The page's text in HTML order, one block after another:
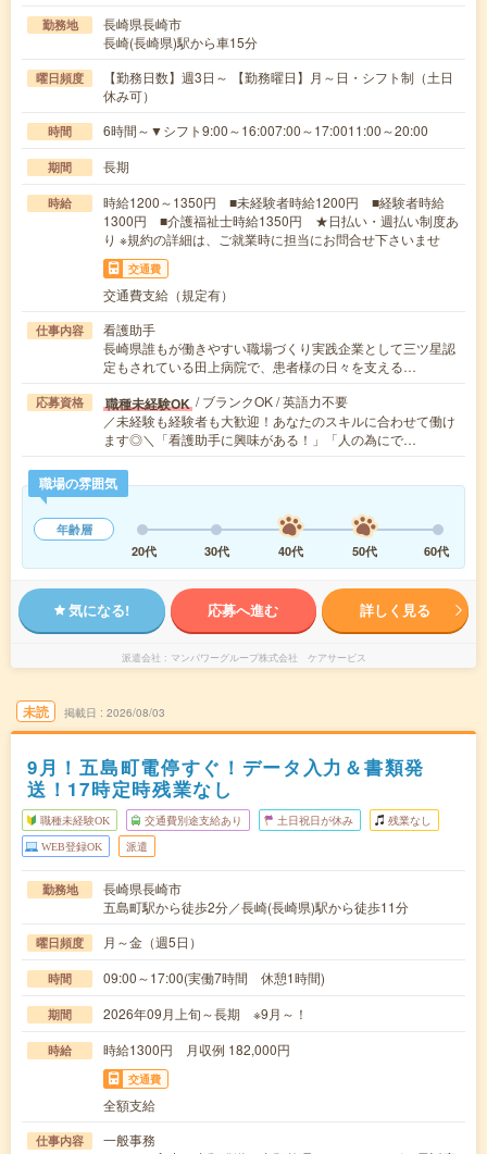
勤務地
長崎県長崎市
長崎(長崎県)駅から車15分
曜日頻度
【勤務日数】週3日～ 【勤務曜日】月～日・シフト制（土日
休み可）
時間 6時間～▼シフト9:00～16:007:00～17:0011:00～20:00
期間 長期
時給
時給1200～1350円 ■未経験者時給1200円 ■経験者時給
1300円 ■介護福祉士時給1350円 ★日払い・週払い制度あ
り ※規約の詳細は、ご就業時に担当にお問合せ下さいませ
交通費
交通費支給（規定有）
仕事内容
看護助手
長崎県誰もが働きやすい職場づくり実践企業として三ツ星認
定もされている田上病院で、患者様の日々を支える…
応募資格 職種未経験OK / ブランクOK / 英語力不要
／未経験も経験者も大歓迎！あなたのスキルに合わせて働け
ます◎＼「看護助手に興味がある！」「人の為にで…
職場の雰囲気
年齢層
20代
30代 40代 50代 60代
気になる! 応募へ進む 詳しく見る
派遣会社 マンパワーグループ株式会社 ケアサービス
未読 掲載日 2026/08/03
9月！五島町電停すぐ！データ入力＆書類発
送！17時定時残業なし
職種未経験OK 交通費別途支給あり 土日祝日が休み 残業なし
WEB登録OK 派遣
勤務地
長崎県長崎市
五島町駅から徒歩2分／長崎(長崎県)駅から徒歩11分
曜日頻度 月～金（週5日）
時間 09:00～17:00(実働7時間 休憩1時間)
期間 2026年09月上旬～長期 ※9月～！
時給 時給1300円 月収例 182,000円
交通費
全額支給
仕事内容
一般事務